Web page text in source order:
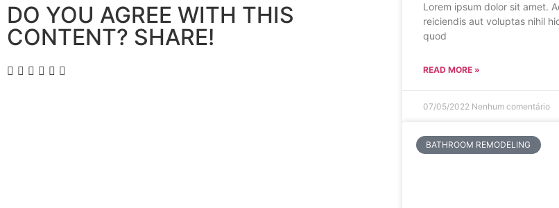
DO YOU AGREE WITH THIS
CONTENT? SHARE!
Lorem ipsum dolor sit amet.
reiciendis aut voluptas nihil
quod
READ MORE »
07/05/2022 Nenhum comentário
BATHROOM REMODELING